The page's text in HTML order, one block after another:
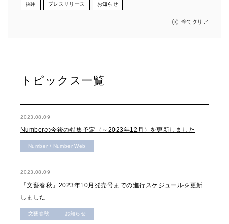
採用 プレスリリース お知らせ
全てクリア
トピックス一覧
2023.08.09
Numberの今後の特集予定（～2023年12月）を更新しました
Number / Number Web
2023.08.09
「文藝春秋」2023年10月発売号までの進行スケジュールを更新
しました
文藝春秋 お知らせ